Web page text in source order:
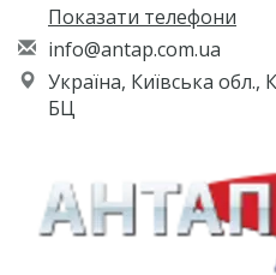
Показати телефони
info@antap.com.ua
Україна, Київська обл.,
БЦ